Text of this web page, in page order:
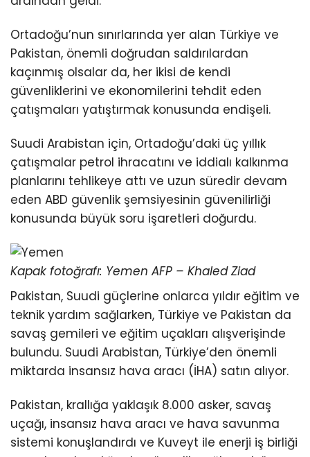
Ortadoğu’nun sınırlarında yer alan Türkiye ve
Pakistan, önemli doğrudan saldırılardan
kaçınmış olsalar da, her ikisi de kendi
güvenliklerini ve ekonomilerini tehdit eden
çatışmaları yatıştırmak konusunda endişeli.
Suudi Arabistan için, Ortadoğu’daki üç yıllık
çatışmalar petrol ihracatını ve iddialı kalkınma
planlarını tehlikeye attı ve uzun süredir devam
eden ABD güvenlik şemsiyesinin güvenilirliği
konusunda büyük soru işaretleri doğurdu.
Kapak fotoğrafı: Yemen AFP – Khaled Ziad
Pakistan, Suudi güçlerine onlarca yıldır eğitim ve
teknik yardım sağlarken, Türkiye ve Pakistan da
savaş gemileri ve eğitim uçakları alışverişinde
bulundu. Suudi Arabistan, Türkiye’den önemli
miktarda insansız hava aracı (İHA) satın alıyor.
Pakistan, krallığa yaklaşık 8.000 asker, savaş
uçağı, insansız hava aracı ve hava savunma
sistemi konuşlandırdı ve Kuveyt ile enerji iş birliği